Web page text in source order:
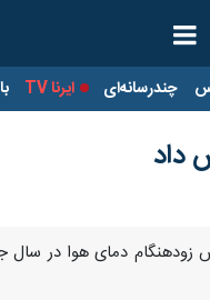
چندرسانه‌ای ایرنا TV
زودهنگام دمای